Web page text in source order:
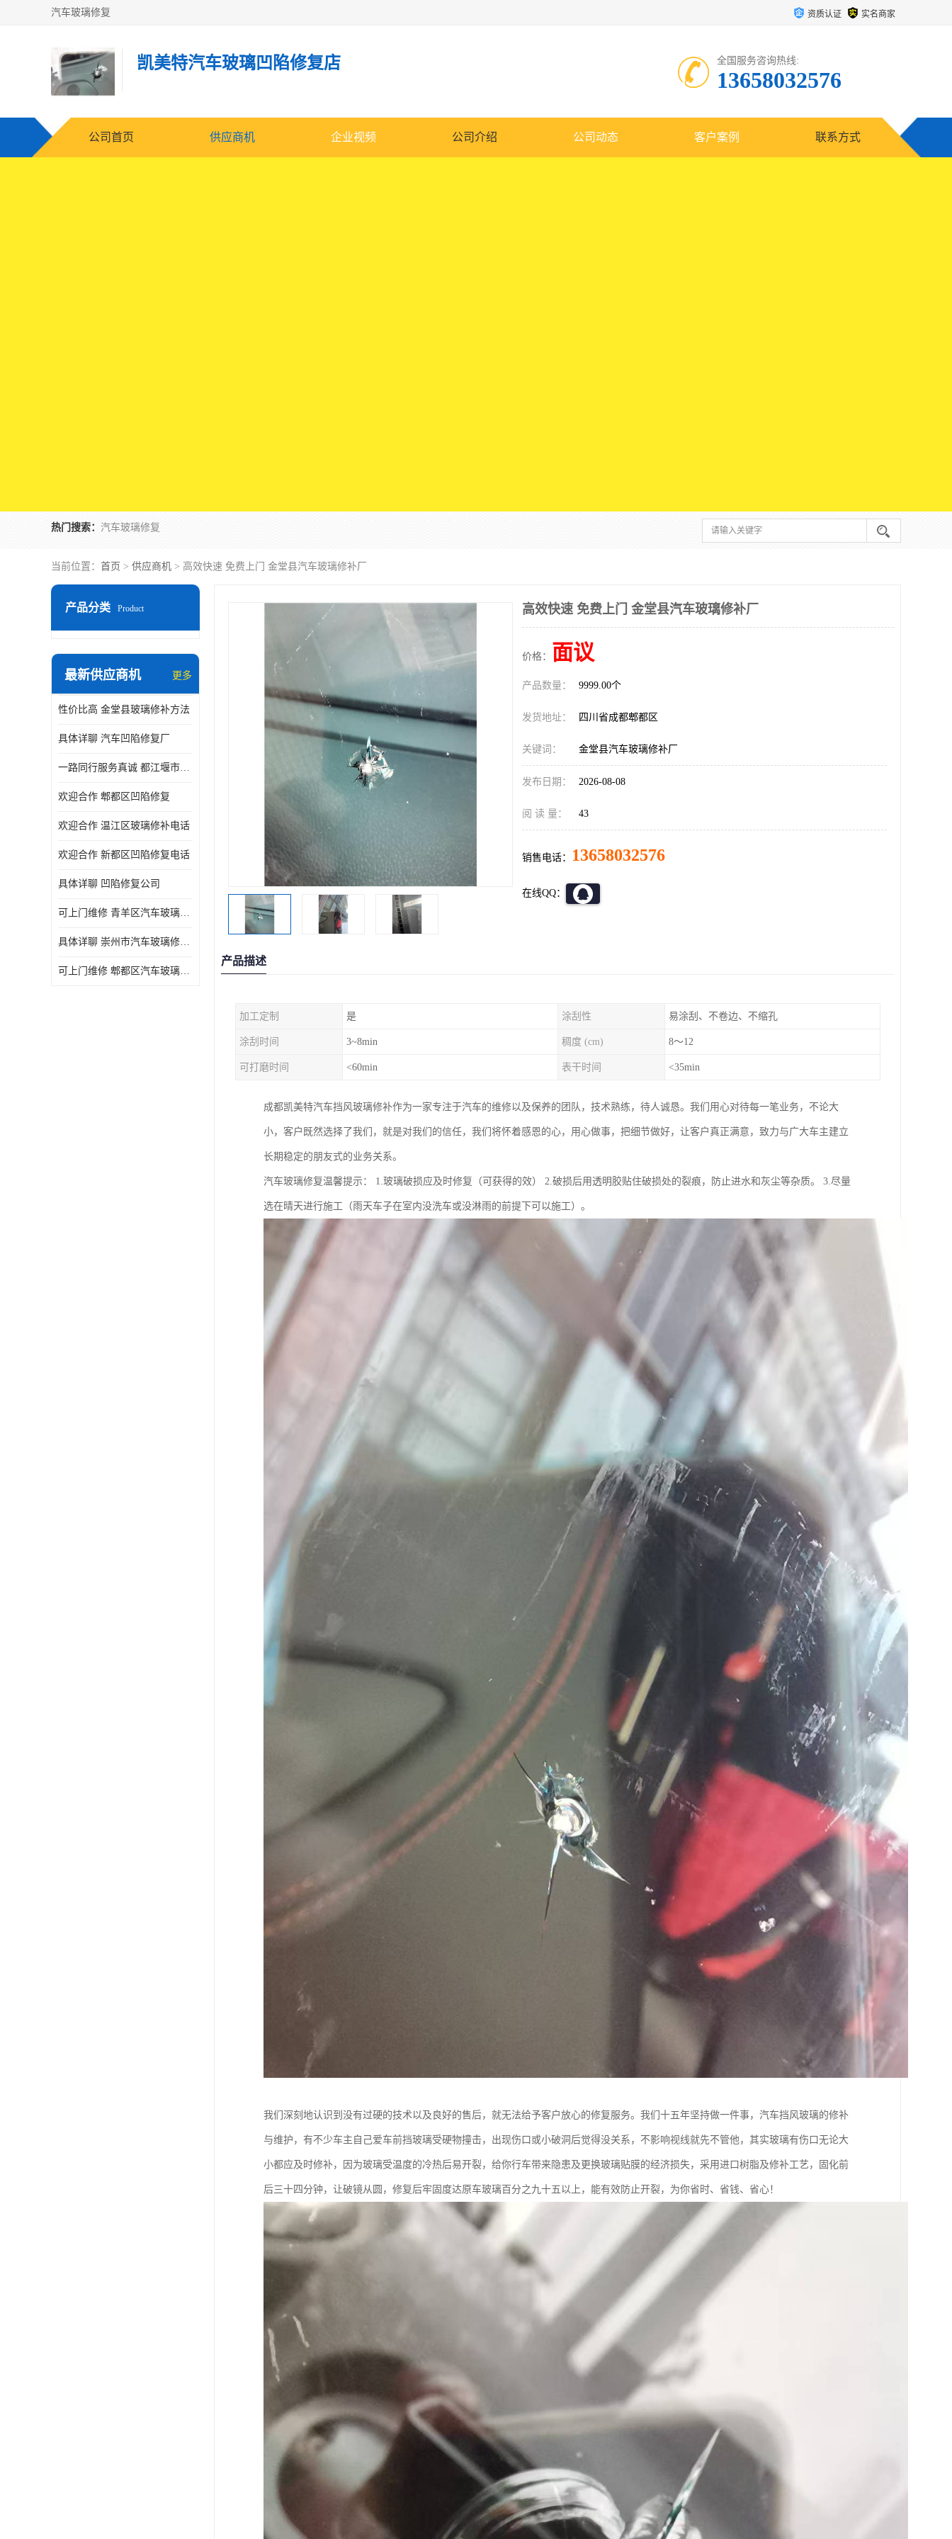
汽车玻璃修复 资质认证 实名商家
凯美特汽车玻璃凹陷修复店 全国服务咨询热线:
13658032576
公司首页 供应商机 企业视频 公司介绍 公司动态 客户案例 联系方式
热门搜索： 汽车玻璃修复
当前位置： 首页 > 供应商机 > 高效快速 免费上门 金堂县汽车玻璃修补厂
产品分类 Product
最新供应商机 更多
性价比高 金堂县玻璃修补方法
具体详聊 汽车凹陷修复厂
一路同行服务真诚 都江堰市凹陷修复厂商直供
欢迎合作 郫都区凹陷修复
欢迎合作 温江区玻璃修补电话
欢迎合作 新都区凹陷修复电话
具体详聊 凹陷修复公司
可上门维修 青羊区汽车玻璃修补公司
具体详聊 崇州市汽车玻璃修补厂家
可上门维修 郫都区汽车玻璃修补电话
高效快速 免费上门 金堂县汽车玻璃修补厂
价格： 面议
产品数量： 9999.00个
发货地址： 四川省成都郫都区
关键词： 金堂县汽车玻璃修补厂
发布日期： 2026-08-08
阅 读 量： 43
销售电话： 13658032576
在线QQ：
产品描述
加工定制 是 涂刮性 易涂刮、不卷边、不缩孔
涂刮时间 3~8min 稠度 (cm) 8～12
可打磨时间 <60min 表干时间 <35min
成都凯美特汽车挡风玻璃修补作为一家专注于汽车的维修以及保养的团队，技术熟练，待人诚恳。我们用心对待每一笔业务，不论大
小，客户既然选择了我们，就是对我们的信任，我们将怀着感恩的心，用心做事，把细节做好，让客户真正满意，致力与广大车主建立
长期稳定的朋友式的业务关系。
汽车玻璃修复温馨提示： 1.玻璃破损应及时修复（可获得的效） 2.破损后用透明胶贴住破损处的裂痕，防止进水和灰尘等杂质。 3.尽量
选在晴天进行施工（雨天车子在室内没洗车或没淋雨的前提下可以施工）。
我们深刻地认识到没有过硬的技术以及良好的售后，就无法给予客户放心的修复服务。我们十五年坚持做一件事，汽车挡风玻璃的修补
与维护，有不少车主自己爱车前挡玻璃受硬物撞击，出现伤口或小破洞后觉得没关系，不影响视线就先不管他，其实玻璃有伤口无论大
小都应及时修补，因为玻璃受温度的冷热后易开裂，给你行车带来隐患及更换玻璃贴膜的经济损失，采用进口树脂及修补工艺，固化前
后三十四分钟，让破镜从圆，修复后牢固度达原车玻璃百分之九十五以上，能有效防止开裂，为你省时、省钱、省心！